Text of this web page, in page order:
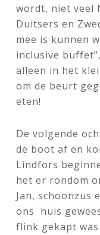
wordt, niet veel
Duitsers en
mee is kunnen
inclusive
alleen in het
om de beurt
eten!
De volgende
de boot af en
Lindfors
het er rondom
Jan, schoonzus
ons huis
flink gekapt